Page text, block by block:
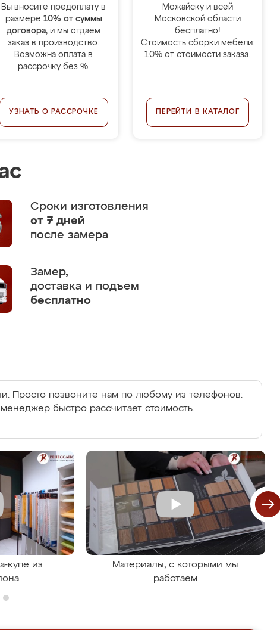
Вы вносите предоплату в
размере 10% от суммы
договора, и мы отдаём
заказ в производство.
Возможна оплата в
рассрочку без %.
УЗНАТЬ О РАССРОЧКЕ
Можайску и всей
Московской области
бесплатно!
Стоимость сборки мебели:
10% от стоимости заказа.
ПЕРЕЙТИ В КАТАЛОГ
Сроки изготовления
от 7 дней
после замера
Замер,
доставка и подъем
бесплатно
Просто позвоните нам по любому из телефонов:
быстро рассчитает стоимость.
купе из
Материалы, с которыми мы
работаем